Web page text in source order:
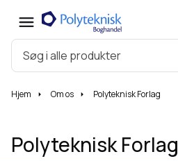
Hjem Om os Polyteknisk Forlag
Polyteknisk Forlag